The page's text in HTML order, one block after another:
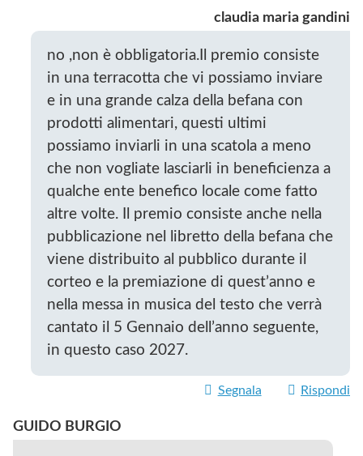
claudia maria gandini
no ,non è obbligatoria.Il premio consiste
in una terracotta che vi possiamo inviare
e in una grande calza della befana con
prodotti alimentari, questi ultimi
possiamo inviarli in una scatola a meno
che non vogliate lasciarli in beneficienza a
qualche ente benefico locale come fatto
altre volte. Il premio consiste anche nella
pubblicazione nel libretto della befana che
viene distribuito al pubblico durante il
corteo e la premiazione di quest’anno e
nella messa in musica del testo che verrà
cantato il 5 Gennaio dell’anno seguente,
in questo caso 2027.
Segnala Rispondi
GUIDO BURGIO